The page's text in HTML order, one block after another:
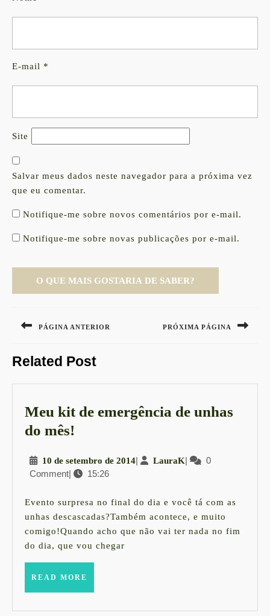
E-mail *
Site
Salvar meus dados neste navegador para a próxima vez
que eu comentar.
Notifique-me sobre novos comentários por e-mail.
Notifique-me sobre novas publicações por e-mail.
de
PÁGINA ANTERIOR
post:
PRÓXIMA PÁGINA
Related Post
Meu kit de emergência de unhas
do mês!
de
emergência
de
unhas
do
10 de setembro de 201410
de
2014
| LauraKLauraK
|
0
Comment| 15:26
Evento surpresa no final do dia e você tá com as
unhas descascadas?Também acontece, e muito
comigo!Quando acho que não vai ter nada no fim
do dia, que vou chegar
READ MORE